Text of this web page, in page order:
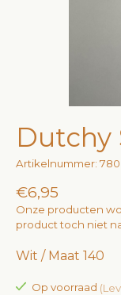
Dutchy
Artikelnummer:
€6,95
Onze producten
product toch niet
Wit / Maat 140
Op voorraad